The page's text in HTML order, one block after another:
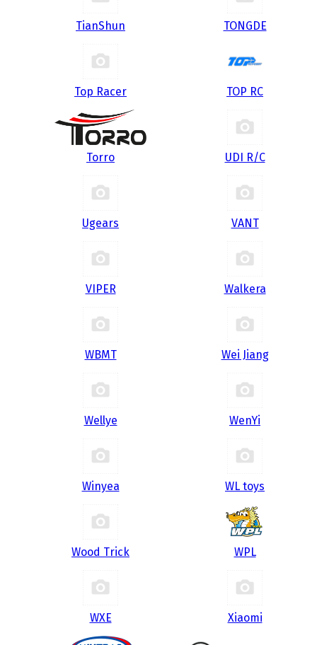
TianShun TONGDE
Top Racer TOP RC
Torro UDI R/С
Ugears VANT
VIPER Walkera
WBMT Wei Jiang
Wellye WenYi
Winyea WL toys
Wood Trick WPL
WXE Xiaomi